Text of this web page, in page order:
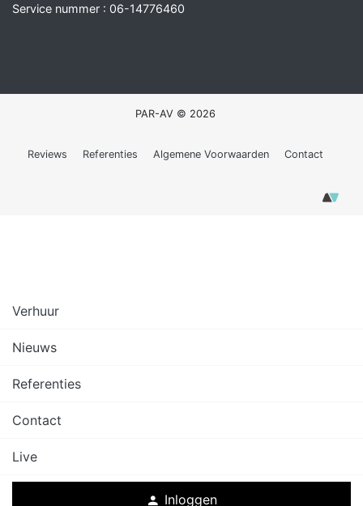
Service nummer : 06-14776460
PAR-AV © 2026
Reviews Referenties Algemene Voorwaarden Contact
Verhuur
Nieuws
Referenties
Contact
Live
person Inloggen